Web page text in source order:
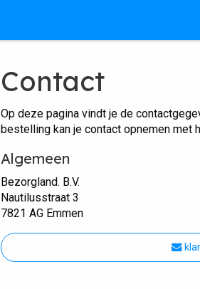
Contact
Op deze pagina vindt je de
bestelling kan je contact opnemen met
Algemeen
Bezorgland. B.V.
Nautilusstraat 3
7821 AG Emmen